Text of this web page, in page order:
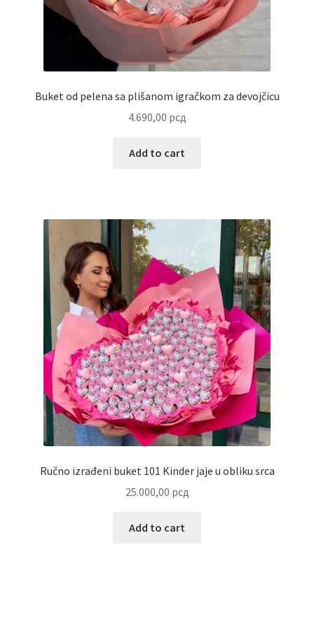
Uredjenje doma
Buket od pelena sa plišanom igračkom za devojčicu
4.690,00 рсд
Add to cart
Ručno izrađeni buket 101 Kinder jaje u obliku srca
25.000,00 рсд
Add to cart